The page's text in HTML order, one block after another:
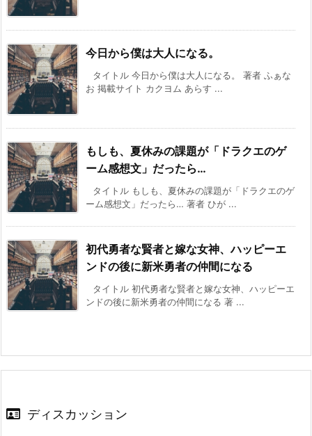
今日から僕は大人になる。
タイトル 今日から僕は大人になる。 著者 ふぁな
お 掲載サイト カクヨム あらす ...
もしも、夏休みの課題が「ドラクエのゲ
ーム感想文」だったら…
タイトル もしも、夏休みの課題が「ドラクエのゲ
ーム感想文」だったら… 著者 ひが ...
初代勇者な賢者と嫁な女神、ハッピーエ
ンドの後に新米勇者の仲間になる
タイトル 初代勇者な賢者と嫁な女神、ハッピーエ
ンドの後に新米勇者の仲間になる 著 ...
ディスカッション